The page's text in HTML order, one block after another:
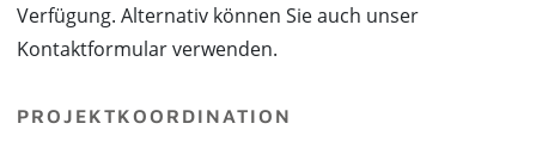
Verfügung. Alternativ können Sie auch unser
Kontaktformular verwenden.
PROJEKTKOORDINATION